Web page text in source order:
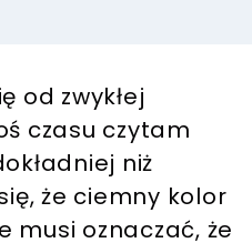
od zwykłej
czasu czytam
niż
że ciemny kolor
musi oznaczać, że